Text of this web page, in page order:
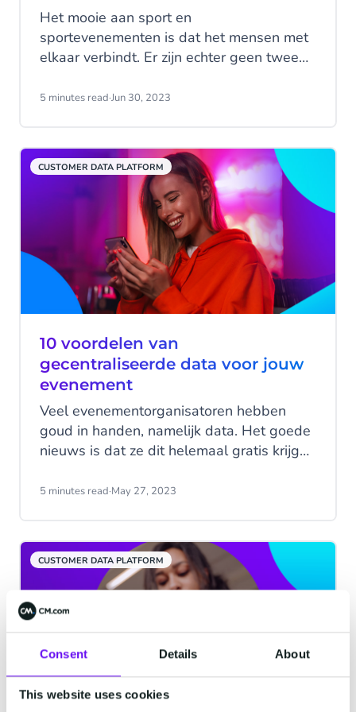
Consent Details About
This website uses cookies
Het mooie aan sport en
sportevenementen is dat het mensen met
elkaar verbindt. Er zijn echter geen twee
uitdaging voor organisatoren van
5 minutes read·Jun 30, 2023
CUSTOMER DATA PLATFORM
10 voordelen van
gecentraliseerde data voor jouw
evenement
Veel evenementorganisatoren hebben
goud in handen, namelijk data. Het goede
nieuws is dat ze dit helemaal gratis krijgen
interacties met hun bezoekers. Het enige
ermee moeten doen, en dus niet in staat
zijn om te profiteren van de inzichten dat
het biedt. De eerste stap is om de
voordelen ervan in te zien - lees dus
verder en ontdek hoe data jouw
evenement kan helpen.
5 minutes read·May 27, 2023
CUSTOMER DATA PLATFORM